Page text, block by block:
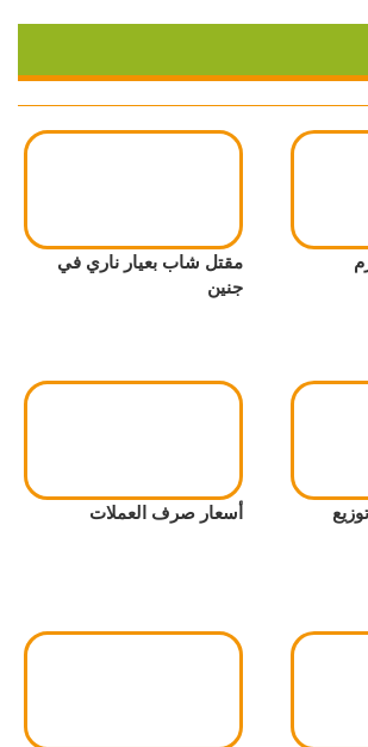
مقتل شاب بعيار ناري في
جنين
أسعار صرف العملات